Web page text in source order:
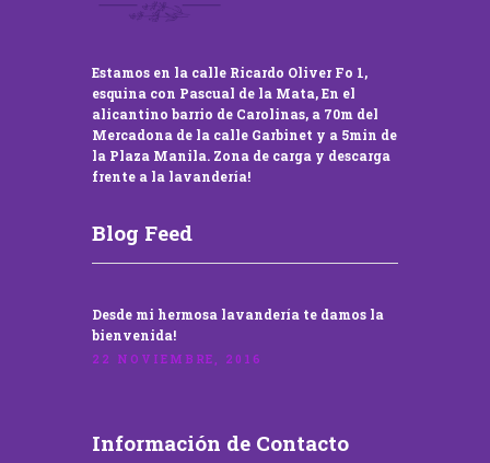
Estamos en la calle Ricardo Oliver Fo 1,
esquina con Pascual de la Mata, En el
alicantino barrio de Carolinas, a 70m del
Mercadona de la calle Garbinet y a 5min de
la Plaza Manila. Zona de carga y descarga
frente a la lavandería!
Blog Feed
Desde mi hermosa lavandería te damos la
bienvenida!
22 NOVIEMBRE, 2016
Información de Contacto